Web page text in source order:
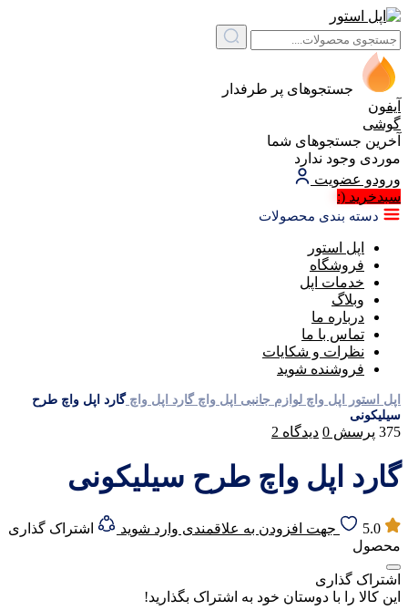
جستجوهای پر طرفدار
آیفون
گوشی
آخرین جستجوهای شما
موردی وجود ندارد
ورودو عضویت
سبد‌خرید (:
دسته بندی محصولات
اپل استور
فروشگاه
خدمات اپل
وبلاگ
درباره ما
تماس با ما
نظرات و شکایات
فروشنده شوید
اپل استور اپل واچ لوازم جانبی اپل واچ گارد اپل واچگارد اپل واچ طرح
سیلیکونی
375 پرسش 0 دیدگاه 2
گارد اپل واچ طرح سیلیکونی
5.0 جهت افزودن به علاقمندی وارد شوید
اشتراک گذاری
محصول
اشتراک گذاری
این کالا را با دوستان خود به اشتراک بگذارید!